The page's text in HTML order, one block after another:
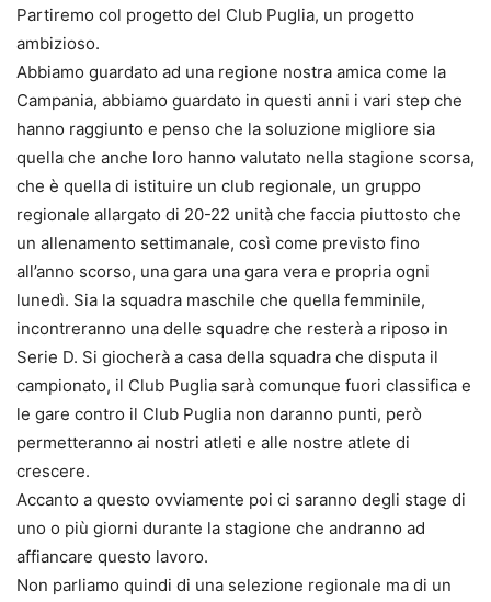
Partiremo col progetto del Club Puglia, un progetto
ambizioso.
Abbiamo guardato ad una regione nostra amica come la
Campania, abbiamo guardato in questi anni i vari step che
hanno raggiunto e penso che la soluzione migliore sia
quella che anche loro hanno valutato nella stagione scorsa,
che è quella di istituire un club regionale, un gruppo
regionale allargato di 20-22 unità che faccia piuttosto che
un allenamento settimanale, così come previsto fino
all’anno scorso, una gara una gara vera e propria ogni
lunedì. Sia la squadra maschile che quella femminile,
incontreranno una delle squadre che resterà a riposo in
Serie D. Si giocherà a casa della squadra che disputa il
campionato, il Club Puglia sarà comunque fuori classifica e
le gare contro il Club Puglia non daranno punti, però
permetteranno ai nostri atleti e alle nostre atlete di
crescere.
Accanto a questo ovviamente poi ci saranno degli stage di
uno o più giorni durante la stagione che andranno ad
affiancare questo lavoro.
Non parliamo quindi di una selezione regionale ma di un